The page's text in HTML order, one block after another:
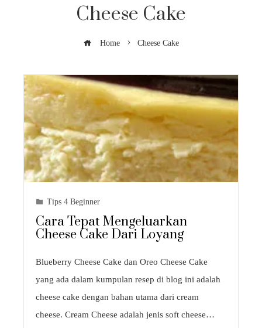
Cheese Cake
Home Cheese Cake
Tips 4 Beginner
Cara Tepat Mengeluarkan
Cheese Cake Dari Loyang
Blueberry Cheese Cake dan Oreo Cheese Cake
yang ada dalam kumpulan resep di blog ini adalah
cheese cake dengan bahan utama dari cream
cheese. Cream Cheese adalah jenis soft cheese…